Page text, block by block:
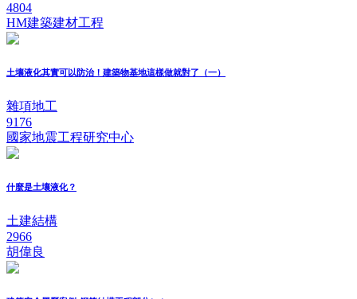
4804
HM建築建材工程
土壤液化其實可以防治！建築物基地這樣做就對了（一）
雜項地工
9176
國家地震工程研究中心
什麼是土壤液化？
土建結構
2966
胡偉良